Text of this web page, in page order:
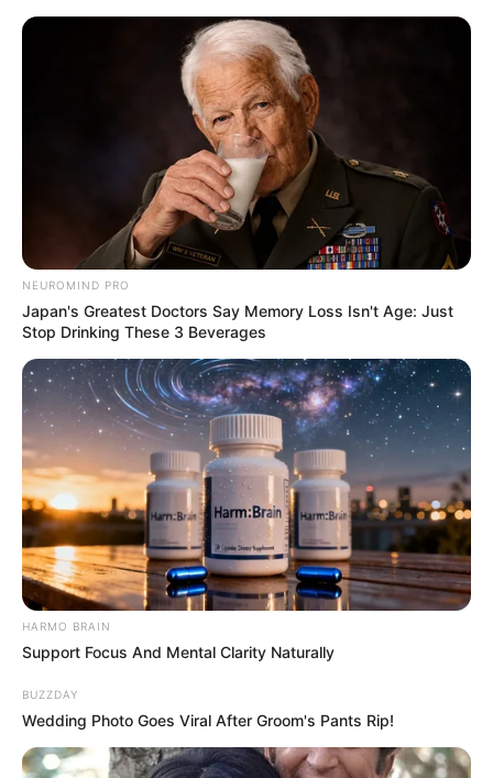
NEUROMIND PRO
Japan's Greatest Doctors Say Memory Loss Isn't Age: Just
Stop Drinking These 3 Beverages
HARMO BRAIN
Support Focus And Mental Clarity Naturally
BUZZDAY
Wedding Photo Goes Viral After Groom's Pants Rip!